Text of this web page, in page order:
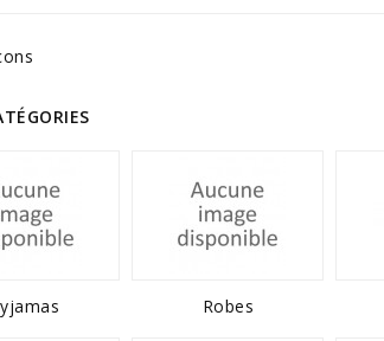
Robes